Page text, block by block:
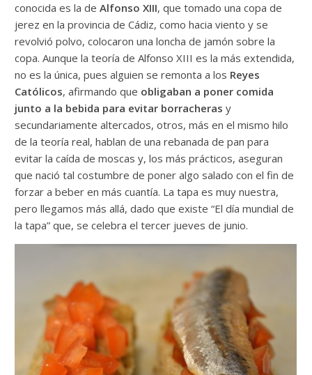
conocida es la deAlfonso XIII, que tomado una copa de
jerez en la provincia de Cádiz, como hacia viento y se
revolvió polvo, colocaron una loncha de jamón sobre la
copa. Aunque la teoría de Alfonso XIII es la más extendida,
no es la única, pues alguien se remonta a los Reyes
Católicos, afirmando que obligaban a poner comida
junto a la bebida para evitar borracheras y
secundariamente altercados, otros, más en el mismo hilo
de la teoría real, hablan de una rebanada de pan para
evitar la caída de moscas y, los más prácticos, aseguran
que nació tal costumbre de poner algo salado con el fin de
forzar a beber en más cuantía. La tapa es muy nuestra,
pero llegamos más allá, dado que existe “El día mundial de
la tapa” que, se celebra el tercer jueves de junio.